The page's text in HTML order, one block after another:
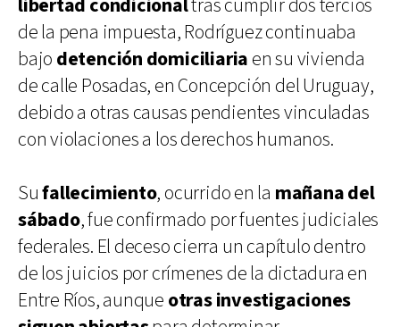
libertad condicionaltras cumplir dos tercios
de la pena impuesta, Rodríguez continuaba
bajo detención domiciliaria en su vivienda
de calle Posadas, en Concepción del Uruguay,
debido a otras causas pendientes vinculadas
con violaciones a los derechos humanos.
Sufallecimiento, ocurrido en la mañana del
sábado, fue confirmado por fuentes judiciales
federales. El deceso cierra un capítulo dentro
de los juicios por crímenes de la dictadura en
Entre Ríos, aunque otras investigaciones